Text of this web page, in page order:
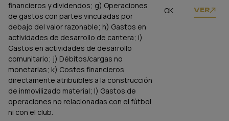
financieros y dividendos; g) Operaciones
de gastos con partes vinculadas por
debajo del valor razonable; h) Gastos en
actividades de desarrollo de cantera; i)
Gastos en actividades de desarrollo
comunitario; j) Débitos/cargas no
monetarias; k) Costes financieros
directamente atribuibles a la construcción
de inmovilizado material; l) Gastos de
operaciones no relacionadas con el fútbol
ni con el club.
OK VER